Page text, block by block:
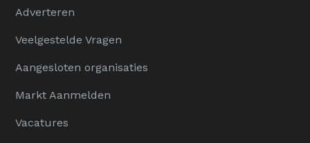
Adverteren
Veelgestelde Vragen
Aangesloten organisaties
Markt Aanmelden
Vacatures